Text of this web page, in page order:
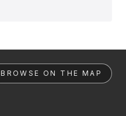
BROWSE ON THE MAP